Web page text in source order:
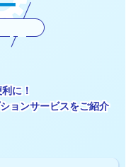
に！
ョンサービスをご紹介